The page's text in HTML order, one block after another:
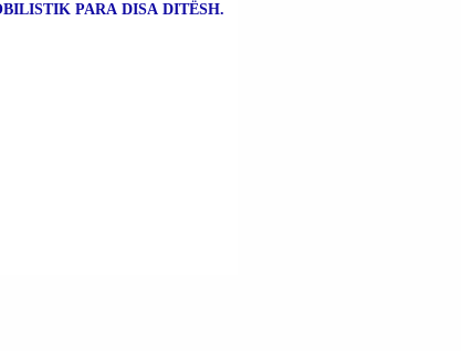
PARA DISA DITËSH.